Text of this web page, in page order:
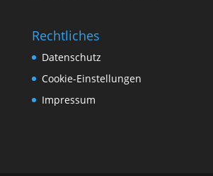
Rechtliches
Datenschutz
Cookie-Einstellungen
Impressum